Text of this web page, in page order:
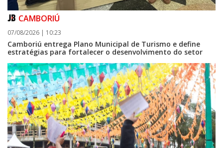
08/08/2026 | 07:00
Setor judicial de medicamentos de BC estará fechado nos dias 10 e 11 de
agosto para realização de inventário
CAMBORIÚ
07/08/2026 | 10:23
Camboriú entrega Plano Municipal de Turismo e define
estratégias para fortalecer o desenvolvimento do setor